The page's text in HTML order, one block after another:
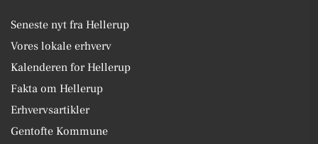
Seneste nyt fra Hellerup
Vores lokale erhverv
Kalenderen for Hellerup
Fakta om Hellerup
Erhvervsartikler
Gentofte Kommune